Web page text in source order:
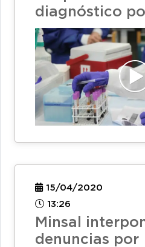
diagnóstico
15/04/2020
13:26
Minsal
denuncias por